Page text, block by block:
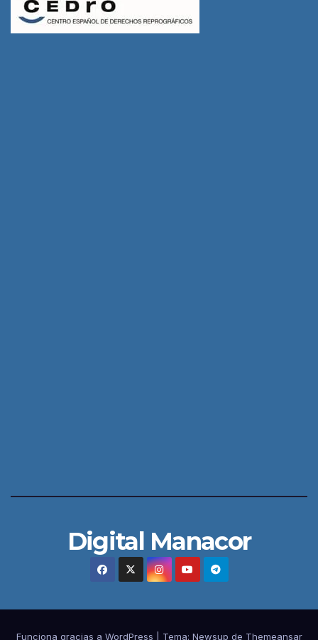
Digital Manacor
Funciona gracias a WordPress Tema: Newsup de Themeansar